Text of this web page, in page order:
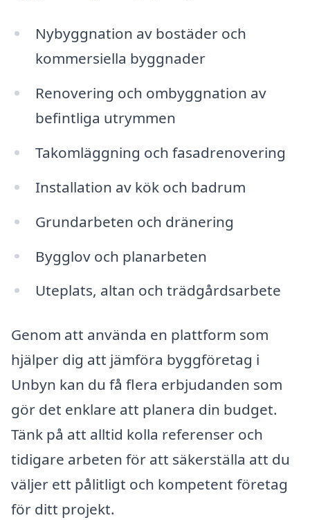
Nybyggnation av bostäder och
kommersiella byggnader
Renovering och ombyggnation av
befintliga utrymmen
Takomläggning och fasadrenovering
Installation av kök och badrum
Grundarbeten och dränering
Bygglov och planarbeten
Uteplats, altan och trädgårdsarbete
Genom att använda en plattform som
hjälper dig att jämföra byggföretag i
Unbyn kan du få flera erbjudanden som
gör det enklare att planera din budget.
Tänk på att alltid kolla referenser och
tidigare arbeten för att säkerställa att du
väljer ett pålitligt och kompetent företag
för ditt projekt.